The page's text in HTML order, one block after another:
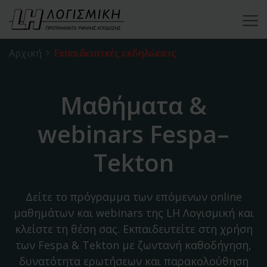
Αρχική Εκπαιδευτικές εκδηλώσεις
Μαθήματα &
webinars Fespa–
Tekton
Δείτε το πρόγραμμα των επόμενων online
μαθημάτων και webinars της LH Λογισμική και
κλείστε τη θέση σας. Εκπαιδευτείτε στη χρήση
των Fespa & Tekton με ζωντανή καθοδήγηση,
δυνατότητα ερωτήσεων και παρακολούθηση